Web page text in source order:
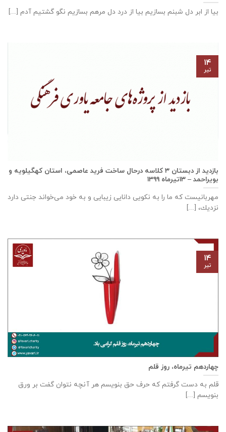
بیا از ابر دل شبنم بسازیم بیا از درد دل مرهم بسازیم نگو گشتیم آدم [...]
بازدید از دبستان ۳ کلاسه درحال ساخت فرید عاصمی، استان كهگيلويه و
بويراحمد – ۱۳تیرماه ۱۳۹۹
مهربانيست كه ما را به نكويی دانايی زيبايی و به خود می‌خواند جنتی دارد
نزديك، [...]
۱۴
تیر
چهاردهم تیرماه، روز قلم
قلم به دست گرفتم که حرف حق بنویسم هر آنچه نتوان گفت بر ورق
بنویسم [...]
۱۴
تیر